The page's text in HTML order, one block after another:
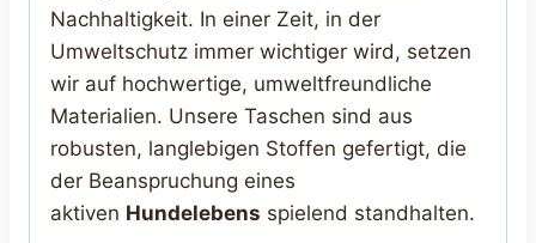
Nachhaltigkeit. In einer Zeit, in der
Umweltschutz immer wichtiger wird, setzen
wir auf hochwertige, umweltfreundliche
Materialien. Unsere Taschen sind aus
robusten, langlebigen Stoffen gefertigt, die
der Beanspruchung eines
aktiven Hundelebens spielend standhalten.